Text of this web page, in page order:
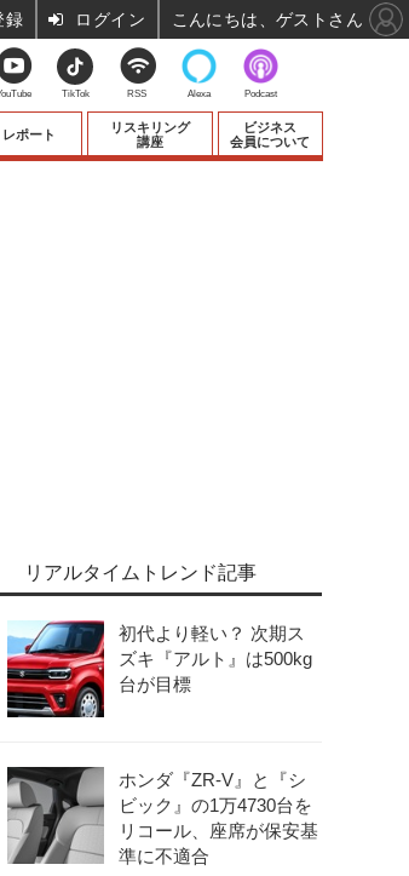
レポート
リスキリング
講座
ビジネス
会員について
リアルタイムトレンド記事
初代より軽い？ 次期ス
ズキ『アルト』は500kg
台が目標
ホンダ『ZR-V』と『シ
ビック』の1万4730台を
リコール、座席が保安基
準に不適合
TikTok RSS Alexa Podcast
録 ログイン こんにちは、ゲストさん